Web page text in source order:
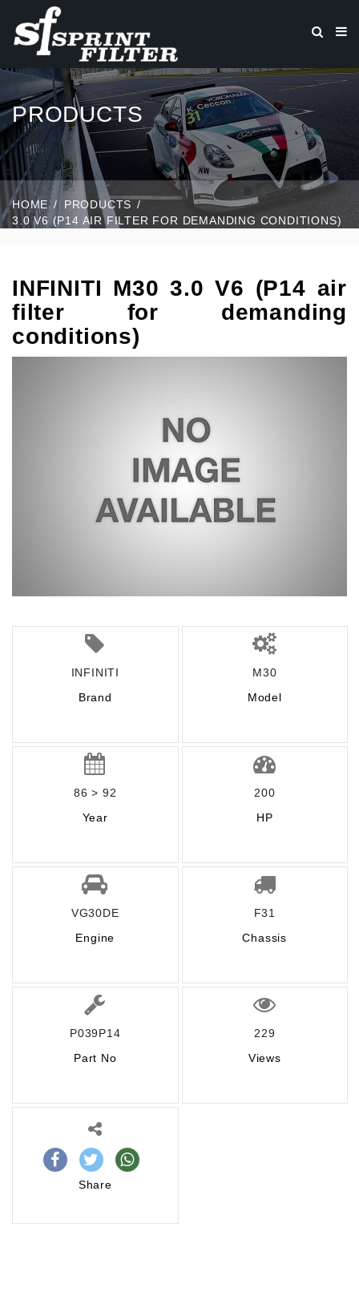
PRODUCTS
HOME
PRODUCTS
3.0 V6 (P14 AIR FILTER FOR DEMANDING CONDITIONS)
INFINITI M30 3.0 V6 (P14 air
filter for demanding
conditions)
INFINITI
Brand
M30
Model
86 > 92
Year
200
HP
VG30DE
Engine
F31
Chassis
P039P14
Part No
229
Views
Share